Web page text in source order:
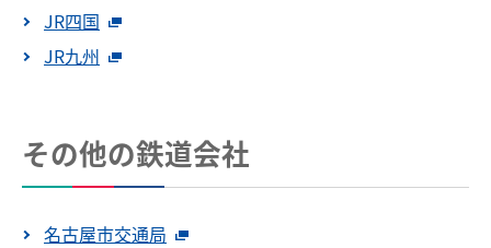
JR四国
JR九州
その他の鉄道会社
名古屋市交通局